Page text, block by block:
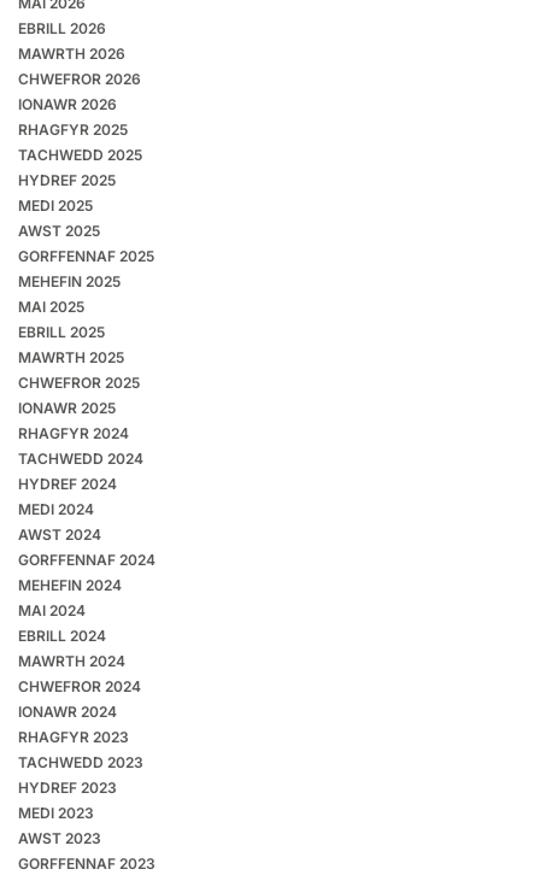
EBRILL 2026
MAWRTH 2026
CHWEFROR 2026
IONAWR 2026
RHAGFYR 2025
TACHWEDD 2025
HYDREF 2025
MEDI 2025
AWST 2025
GORFFENNAF 2025
MEHEFIN 2025
MAI 2025
EBRILL 2025
MAWRTH 2025
CHWEFROR 2025
IONAWR 2025
RHAGFYR 2024
TACHWEDD 2024
HYDREF 2024
MEDI 2024
AWST 2024
GORFFENNAF 2024
MEHEFIN 2024
MAI 2024
EBRILL 2024
MAWRTH 2024
CHWEFROR 2024
IONAWR 2024
RHAGFYR 2023
TACHWEDD 2023
HYDREF 2023
MEDI 2023
AWST 2023
GORFFENNAF 2023